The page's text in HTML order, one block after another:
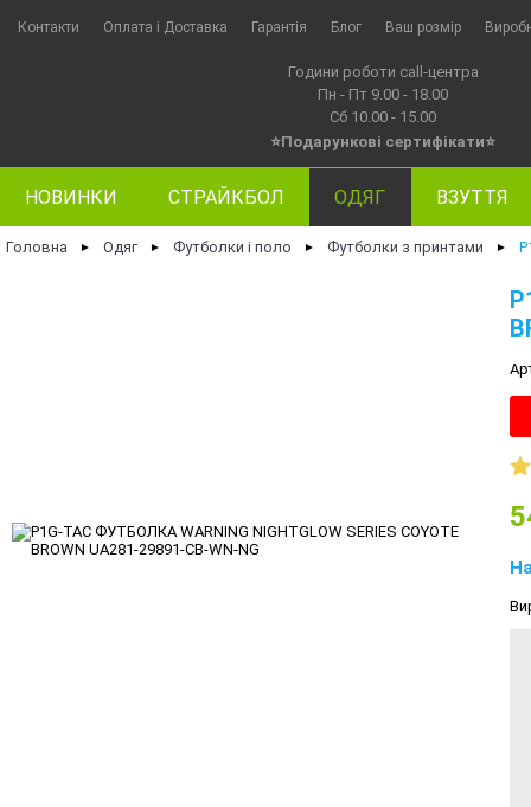
Контакти Оплата i Доставка Гарантія Блог Ваш розмір
Години роботи call-центра
Пн - Пт 9.00 - 18.00
Сб 10.00 - 15.00
⭐Подарункові сертифікати⭐
НОВИНКИ СТРАЙКБОЛ ОДЯГ ВЗУТТЯ
Головна ► Одяг ► Футболки і поло ► Футболки з принтами ►